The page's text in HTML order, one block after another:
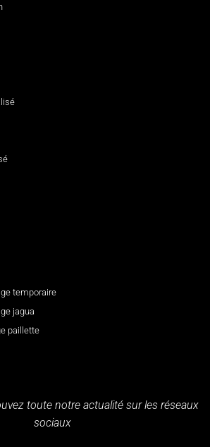
temporaire
jagua
paillette
toute notre actualité sur les réseaux
sociaux